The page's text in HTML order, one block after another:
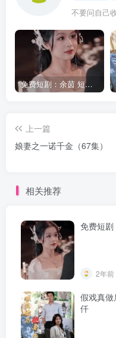
免费短剧：余茵 短剧 16部合集
上一篇
娘妻之一诺千金（67集）
相关推荐
免费短
2年前
假戏真
仟